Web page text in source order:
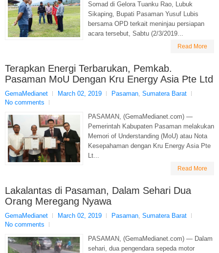
Somad di Gelora Tuanku Rao, Lubuk
Sikaping, Bupati Pasaman Yusuf Lubis
bersama OPD terkait meninjau persiapan
acara tersebut, Sabtu (2/3/2019...
Read More
Terapkan Energi Terbarukan, Pemkab.
Pasaman MoU Dengan Kru Energy Asia Pte Ltd
GemaMedianet March 02, 2019 Pasaman, Sumatera Barat
No comments
PASAMAN, (GemaMedianet.com) —
Pemerintah Kabupaten Pasaman melakukan
Memori of Understanding (MoU) atau Nota
Kesepahaman dengan Kru Energy Asia Pte
Lt...
Read More
Lakalantas di Pasaman, Dalam Sehari Dua
Orang Meregang Nyawa
GemaMedianet March 02, 2019 Pasaman, Sumatera Barat
No comments
PASAMAN, (GemaMedianet.com) — Dalam
sehari, dua pengendara sepeda motor